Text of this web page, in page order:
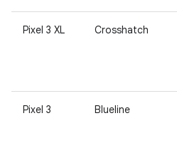
Pixel 3 XL Crosshatch
Pixel 3 Blueline